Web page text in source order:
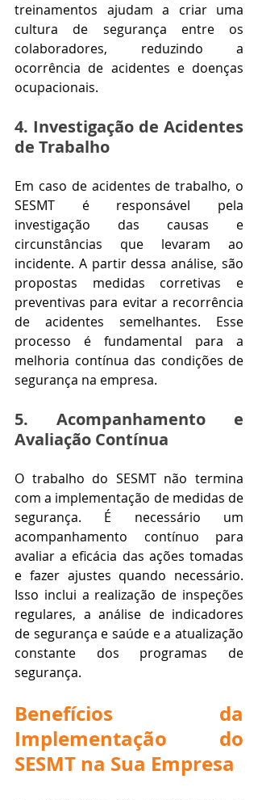
treinamentos ajudam a criar uma
cultura de segurança entre os
colaboradores, reduzindo a
ocorrência de acidentes e doenças
ocupacionais.
4. Investigação de Acidentes
de Trabalho
Em caso de acidentes de trabalho, o
SESMT é responsável pela
investigação das causas e
circunstâncias que levaram ao
incidente. A partir dessa análise, são
propostas medidas corretivas e
preventivas para evitar a recorrência
de acidentes semelhantes. Esse
processo é fundamental para a
melhoria contínua das condições de
segurança na empresa.
5. Acompanhamento e
Avaliação Contínua
O trabalho do SESMT não termina
com a implementação de medidas de
segurança. É necessário um
acompanhamento contínuo para
avaliar a eficácia das ações tomadas
e fazer ajustes quando necessário.
Isso inclui a realização de inspeções
regulares, a análise de indicadores
de segurança e saúde e a atualização
constante dos programas de
segurança.
Benefícios da
Implementação do
SESMT na Sua Empresa